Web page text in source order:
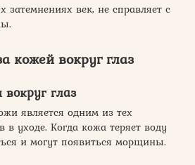
век, не справляет с
кожей вокруг глаз
глаз
является одним из тех
уходе. Когда кожа теряет воду
и могут появиться морщины.